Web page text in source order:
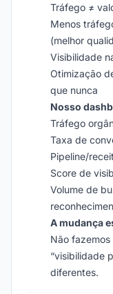
Tráfego ≠
Menos
(melhor
Visibilidade
Otimização
que nunca
Nosso
Tráfego
Taxa de
Pipeline/
Score de
Volume de
A mudança
Não fazemos
“visibilidade
diferentes.